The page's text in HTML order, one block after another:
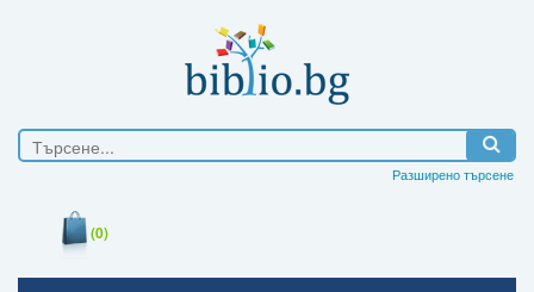
Разширено търсене
(0)